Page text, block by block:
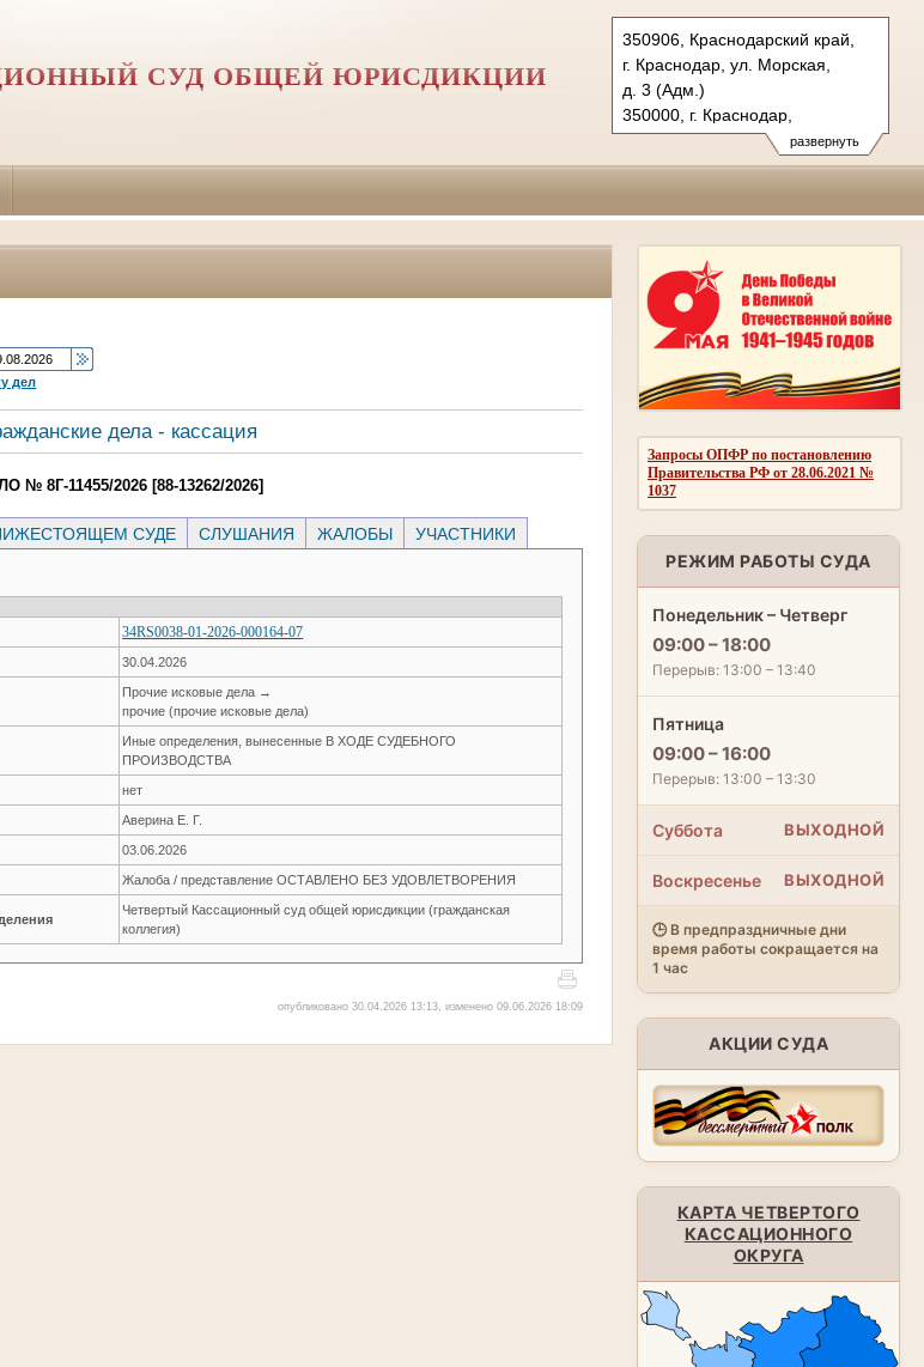
развернуть
350906, Краснодарский край,
г. Краснодар, ул. Морская,
д. 3 (Адм.)
350000, г. Краснодар,
ул. Красная, д.113 (Уг.)
350907, г. Краснодар,
Тел.: (861) 219-24-00
СУД ОБЩЕЙ ЮРИСДИКЦИИ
Запросы ОПФР по постановлению
Правительства РФ от 28.06.2021 №
1037
РЕЖИМ РАБОТЫ СУДА
Понедельник – Четверг
09:00 – 18:00
Перерыв: 13:00 – 13:40
Пятница
09:00 – 16:00
Перерыв: 13:00 – 13:30
Суббота ВЫХОДНОЙ
Воскресенье ВЫХОДНОЙ
🕒 В предпраздничные дни
время работы сокращается на
1 час
АКЦИИ СУДА
КАРТА ЧЕТВЕРТОГО
КАССАЦИОННОГО
ОКРУГА
дел
дела - кассация
№ 8Г-11455/2026 [88-13262/2026]
СУДЕ СЛУШАНИЯ ЖАЛОБЫ УЧАСТНИКИ
34RS0038-01-2026-000164-07
30.04.2026
Прочие исковые дела →
прочие (прочие исковые дела)
Иные определения, вынесенные В ХОДЕ СУДЕБНОГО
ПРОИЗВОДСТВА
нет
Аверина Е. Г.
03.06.2026
Жалоба / представление ОСТАВЛЕНО БЕЗ УДОВЛЕТВОРЕНИЯ
Четвертый Кассационный суд общей юрисдикции (гражданская
коллегия)
опубликовано 30.04.2026 13:13, изменено 09.06.2026 18:09